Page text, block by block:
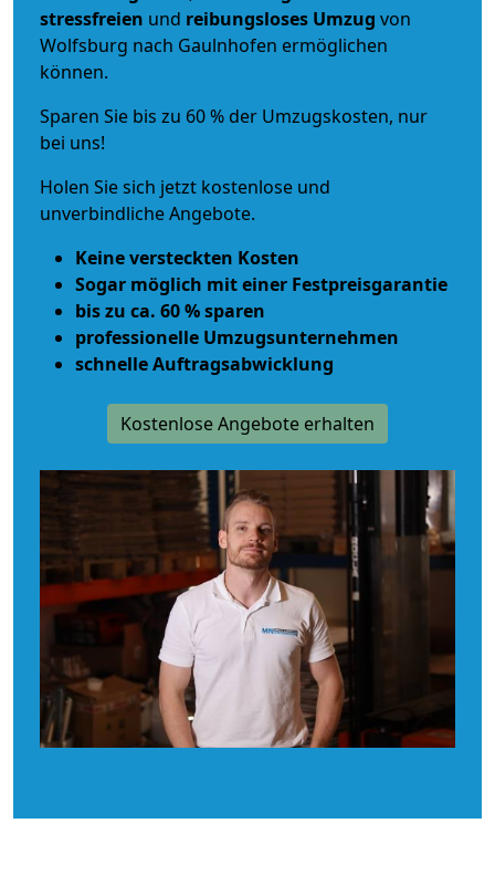
stressfreien und reibungsloses Umzug von
Wolfsburg nach Gaulnhofen ermöglichen
können.
Sparen Sie bis zu 60 % der Umzugskosten, nur
bei uns!
Holen Sie sich jetzt kostenlose und
unverbindliche Angebote.
Keine versteckten Kosten
Sogar möglich mit einer Festpreisgarantie
bis zu ca. 60 % sparen
professionelle Umzugsunternehmen
schnelle Auftragsabwicklung
Kostenlose Angebote erhalten